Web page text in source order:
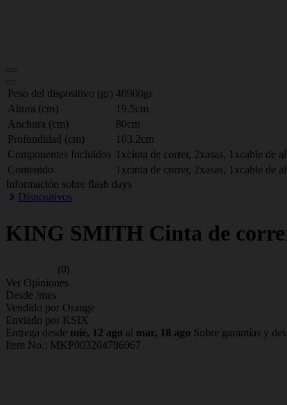
Peso del dispositivo (gr) 40900gr
Altura (cm)
19.5cm
Anchura (cm)
80cm
Profundidad (cm)
103.2cm
Componentes Incluidos
1xcinta de correr, 2xasas, 1xcable de
Contenido
1xcinta de correr, 2xasas, 1xcable de
Información sobre flash days
Dispositivos
KING SMITH Cinta de
(0)
Ver Opiniones
Desde /mes
Vendido por Orange
Enviado por KSIX
Entrega desde mié, 12 ago al mar, 18 ago Sobre garantías y
Item No.; MKP003204786067